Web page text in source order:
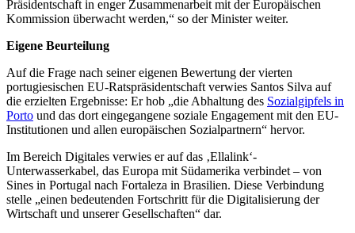
Präsidentschaft in enger Zusammenarbeit mit der Europäischen
Kommission überwacht werden,“ so der Minister weiter.
Eigene Beurteilung
Auf die Frage nach seiner eigenen Bewertung der vierten
portugiesischen EU-Ratspräsidentschaft verwies Santos Silva auf
die erzielten Ergebnisse: Er hob „die Abhaltung des Sozialgipfels in
Porto und das dort eingegangene soziale Engagement mit den EU-
Institutionen und allen europäischen Sozialpartnern“ hervor.
Im Bereich Digitales verwies er auf das ‚Ellalink‘-
Unterwasserkabel, das Europa mit Südamerika verbindet – von
Sines in Portugal nach Fortaleza in Brasilien. Diese Verbindung
stelle „einen bedeutenden Fortschritt für die Digitalisierung der
Wirtschaft und unserer Gesellschaften“ dar.